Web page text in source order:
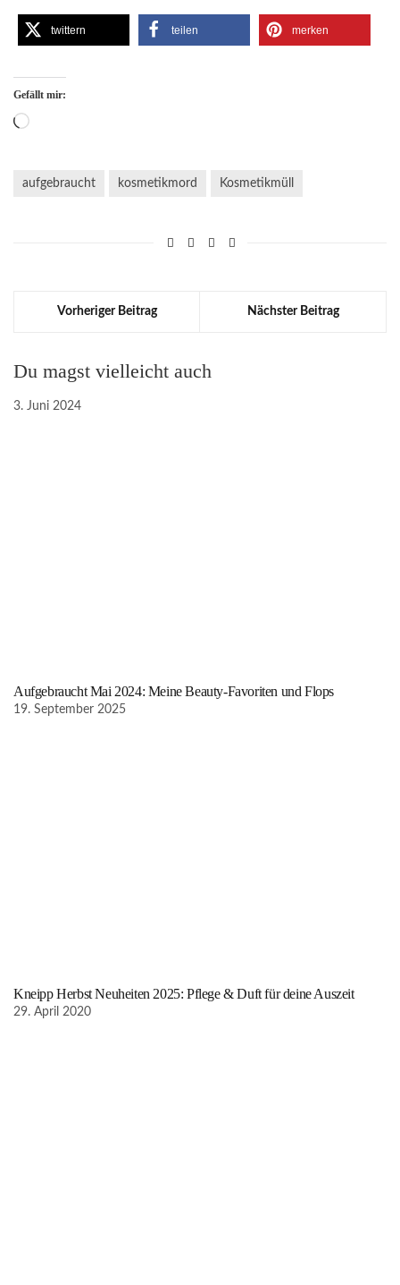
twittern teilen merken
Gefällt mir:
Wird
aufgebraucht kosmetikmord Kosmetikmüll
Vorheriger Beitrag Nächster Beitrag
Du magst vielleicht auch
3. Juni 2024
Aufgebraucht Mai 2024: Meine Beauty-Favoriten und Flops
19. September 2025
Kneipp Herbst Neuheiten 2025: Pflege & Duft für deine Auszeit
29. April 2020